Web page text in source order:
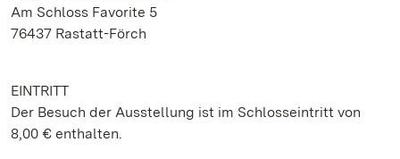
Am Schloss Favorite 5
76437 Rastatt-Förch
EINTRITT
Der Besuch der Ausstellung ist im Schlosseintritt von
8,00 € enthalten.